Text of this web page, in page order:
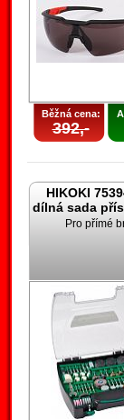
Běžná cena:
392,-
HIKOKI
dílná sada
Pro přímé